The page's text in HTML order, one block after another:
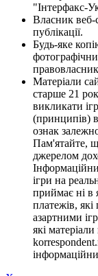
"Інтерфакс-
Власник веб-
публікації.
Будь-яке
Матеріали
старше 21
викликати
(принципів)
ознак
Пам'ятайте,
джерелом
ігри на
приймає ні в
платежів, які
азартними
які